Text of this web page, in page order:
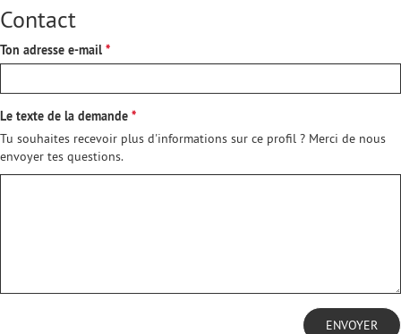
Contact
Ton adresse e-mail
Le texte de la demande
Tu souhaites recevoir plus d'informations sur ce profil ? Merci de nous
envoyer tes questions.
ENVOYER